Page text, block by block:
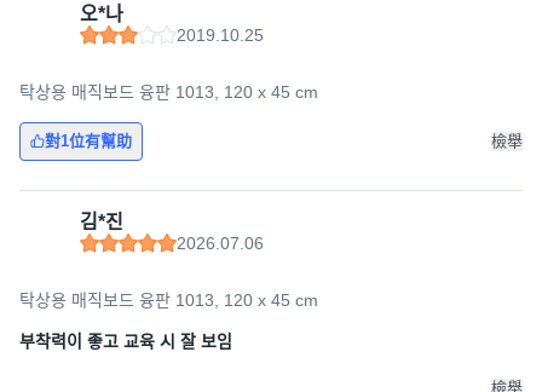
오*나
2019.10.25
탁상용 매직보드 융판 1013, 120 x 45 cm
對1位有幫助 檢舉
김*진
2026.07.06
탁상용 매직보드 융판 1013, 120 x 45 cm
부착력이 좋고 교육 시 잘 보임
檢舉